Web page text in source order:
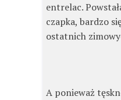
entrelac.
czapka, bardzo
ostatnich
A ponieważ